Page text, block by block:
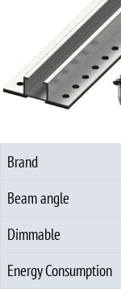
Brand
Beam angle
Dimmable
Energy Consumption